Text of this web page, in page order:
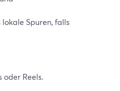
Spuren, falls
oder Reels.